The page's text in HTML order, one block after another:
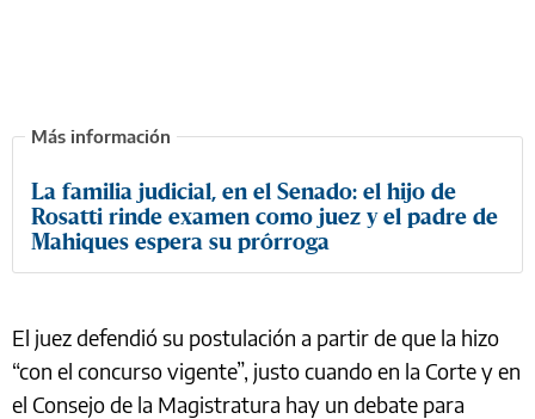
La familia judicial, en el Senado: el hijo de
Rosatti rinde examen como juez y el padre de
Mahiques espera su prórroga
El juez defendió su postulación a partir de que la hizo
“con el concurso vigente”, justo cuando en la Corte y en
el Consejo de la Magistratura hay un debate para